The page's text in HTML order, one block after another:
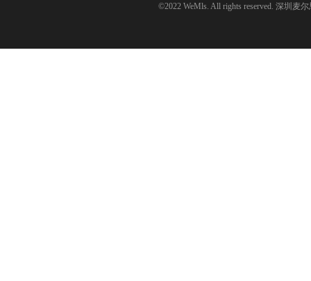
©2022 WeMls. All rights reserved. 深圳麦尔